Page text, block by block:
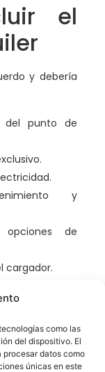
como las
del dispositivo. El
datos como
únicas en este
el
y debería
del punto de
y
de
cargador.
técnicos y
y uso de